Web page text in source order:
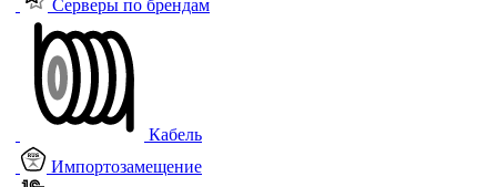
Серверы по брендам
Кабель
Импортозамещение